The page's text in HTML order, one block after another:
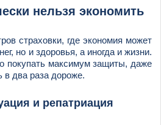
нельзя экономить
страховки, где экономия может
но и здоровья, а иногда и жизни.
покупать максимум защиты, даже
в два раза дороже.
и репатриация